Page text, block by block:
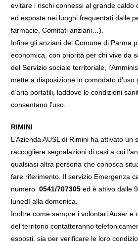
evitare i rischi connessi al grande caldo
ed esposte nei luoghi frequentati dalle
farmacie, Comitati anziani…).
Infine gli anziani del Comune di Parma
economica, con priorità per chi vive da
del Servizio sociale territoriale,
mette a disposizione in comodato
d’aria portatili, laddove le condizioni
consentano l’uso.
RIMINI
L’Azienda AUSL di Rimini ha attivato un
raccogliere segnalazioni di casi a cui
qualsiasi altra persona che conosca
fare riferimento. Il servizio Emergenza
numero 0541/707305ed è attivo dalle
lunedì alla domenica.
Inoltre come sempre i volontari Auser e
del territorio contatteranno
esposti, sia per verificare le loro